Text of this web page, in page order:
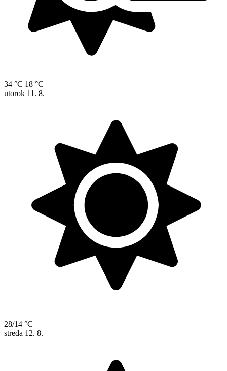
34 °C 18 °C
utorok 11. 8.
28/14 °C
streda 12. 8.